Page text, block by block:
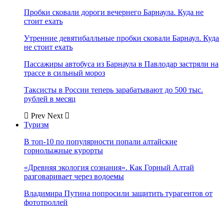
Пробки сковали дороги вечернего Барнаула. Куда не
стоит ехать
Утренние девятибалльные пробки сковали Барнаул. Куда
не стоит ехать
Пассажиры автобуса из Барнаула в Павлодар застряли на
трассе в сильный мороз
Таксисты в России теперь зарабатывают до 500 тыс.
рублей в месяц
Prev Next
Туризм
В топ-10 по популярности попали алтайские
горнолыжные курорты
«Древняя экология сознания». Как Горный Алтай
разговаривает через водоемы
Владимира Путина попросили защитить турагентов от
фототроллей